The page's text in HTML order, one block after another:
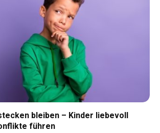
bleiben – Kinder liebevoll
führen